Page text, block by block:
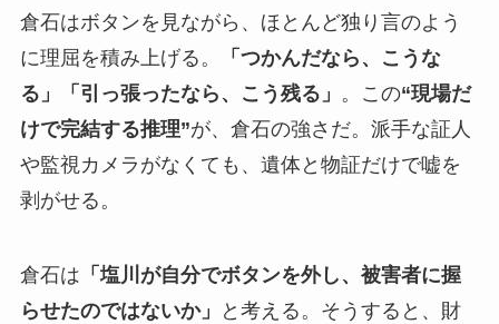
倉石はボタンを見ながら、ほとんど独り言のよう
に理屈を積み上げる。
「つかんだなら、こうな
る」「引っ張ったなら、こう残る」 。この“現場だ
けで完結する推理”が、倉石の強さだ。派手な証人
や監視カメラがなくても、遺体と物証だけで嘘を
剥がせる。
倉石は 「塩川が自分でボタンを外し、被害者に握
らせたのではないか」
と考える。そうすると、財